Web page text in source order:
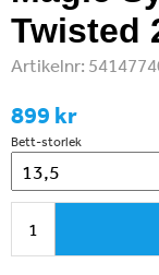
Twisted
Artikelnr:
899 kr
Bett-storlek